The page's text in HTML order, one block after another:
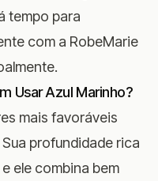
tempo para
com a RobeMarie
Usar Azul Marinho?
mais favoráveis
Sua profundidade rica
ele combina bem